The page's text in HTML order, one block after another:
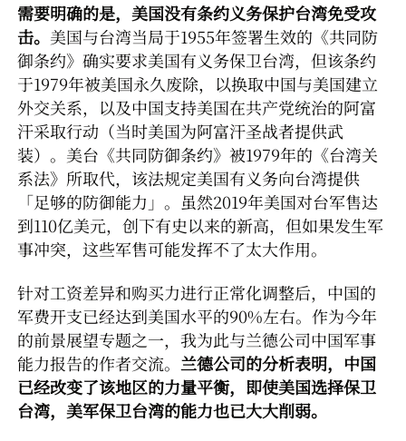
需要明确的是，美国没有条约义务保护台湾免受攻
击。 美国与台湾当局于1955年签署生效的《共同防
御条约》确实要求美国有义务保卫台湾，但该条约
于1979年被美国永久废除，以换取中国与美国建立
外交关系，以及中国支持美国在共产党统治的阿富
汗采取行动（当时美国为阿富汗圣战者提供武
装）。美台《共同防御条约》被1979年的《台湾关
系法》所取代，该法规定美国有义务向台湾提供
「足够的防御能力」。虽然2019年美国对台军售达
到110亿美元，创下有史以来的新高，但如果发生军
事冲突，这些军售可能发挥不了太大作用。
针对工资差异和购买力进行正常化调整后，中国的
军费开支已经达到美国水平的90%左右。作为今年
的前景展望专题之一，我为此与兰德公司中国军事
能力报告的作者交流。 兰德公司的分析表明，中国
已经改变了该地区的力量平衡，即使美国选择保卫
台湾，美军保卫台湾的能力也已大大削弱。